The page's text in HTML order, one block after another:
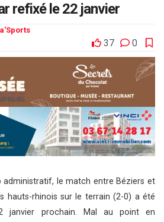
refixé le 22 janvier
37 0
administratif, le match entre Béziers et
hauts-rhinois sur le terrain (2-0) a été
janvier prochain. Mal au point en